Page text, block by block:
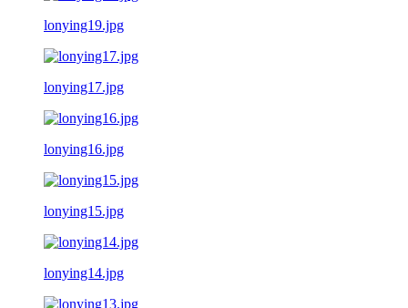
lonying19.jpg
lonying17.jpg
lonying16.jpg
lonying15.jpg
lonying14.jpg